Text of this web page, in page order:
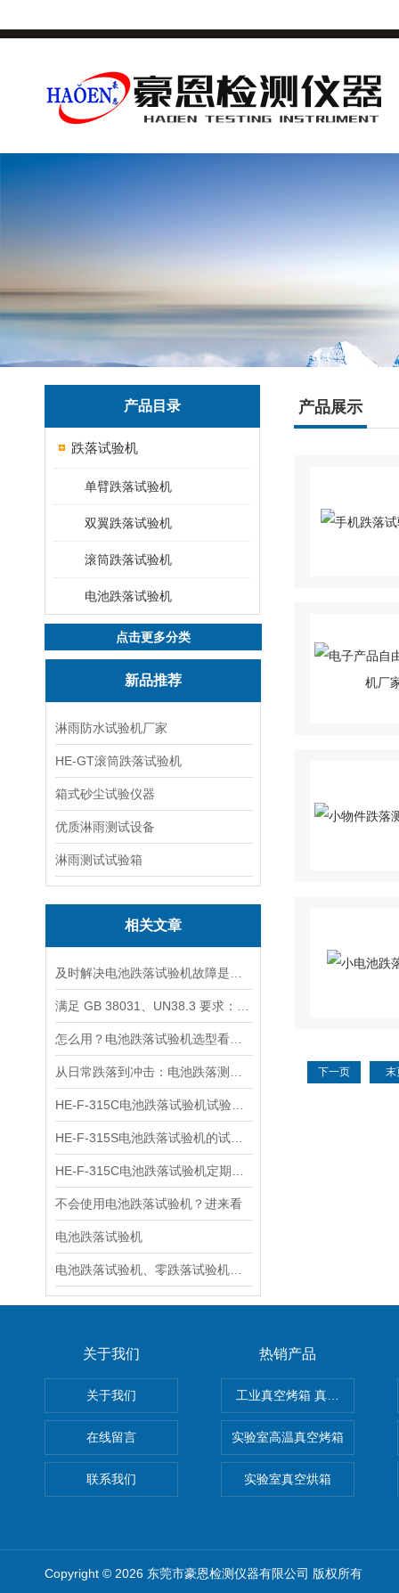
产品目录
跌落试验机
单臂跌落试验机
双翼跌落试验机
滚筒跌落试验机
电池跌落试验机
点击更多分类
新品推荐
淋雨防水试验机厂家
HE-GT滚筒跌落试验机
箱式砂尘试验仪器
优质淋雨测试设备
淋雨测试试验箱
相关文章
不会使用电池跌落试验机？进来看
电池跌落试验机
产品展示
下一页 末
关于我们
关于我们
在线留言
联系我们
热销产品
工业真空烤箱 真空烘箱
实验室高温真空烤箱
实验室真空烘箱
Copyright © 2026 东莞市豪恩检测仪器有限公司 版权所有